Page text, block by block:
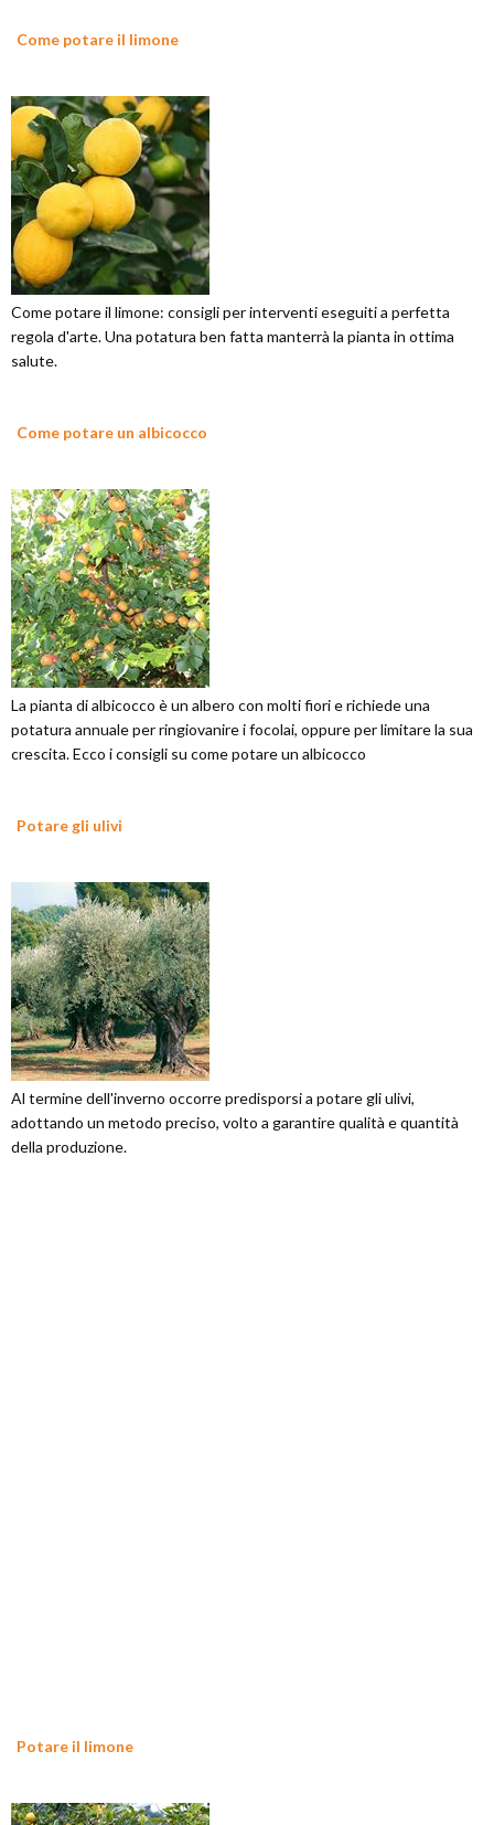
Come potare il limone
Come potare il limone: consigli per interventi eseguiti a perfetta
regola d'arte. Una potatura ben fatta manterrà la pianta in ottima
salute.
Come potare un albicocco
La pianta di albicocco è un albero con molti fiori e richiede una
potatura annuale per ringiovanire i focolai, oppure per limitare la sua
crescita. Ecco i consigli su come potare un albicocco
Potare gli ulivi
Al termine dell'inverno occorre predisporsi a potare gli ulivi,
adottando un metodo preciso, volto a garantire qualità e quantità
della produzione.
Potare il limone